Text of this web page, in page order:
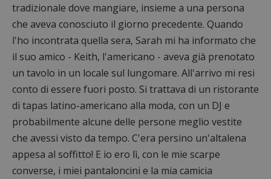
tradizionale dove mangiare, insieme a una persona
che aveva conosciuto il giorno precedente. Quando
l'ho incontrata quella sera, Sarah mi ha informato che
il suo amico - Keith, l'americano - aveva già prenotato
un tavolo in un locale sul lungomare. All'arrivo mi resi
conto di essere fuori posto. Si trattava di un ristorante
di tapas latino-americano alla moda, con un DJ e
probabilmente alcune delle persone meglio vestite
che avessi visto da tempo. C'era persino un'altalena
appesa al soffitto! E io ero lì, con le mie scarpe
converse, i miei pantaloncini e la mia camicia